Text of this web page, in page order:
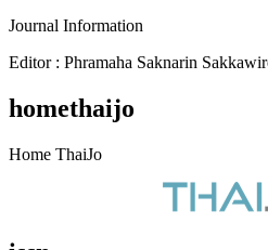
Journal Information
Editor : Phramaha Saknarin
homethaijo
Home ThaiJo